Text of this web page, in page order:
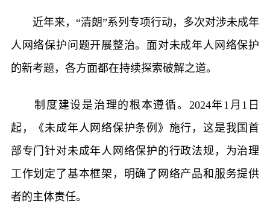
近年来，“清朗”系列专项行动，多次对涉未成年
人网络保护问题开展整治。面对未成年人网络保护
的新考题，各方面都在持续探索破解之道。
制度建设是治理的根本遵循。2024年1月1日
起，《未成年人网络保护条例》施行，这是我国首
部专门针对未成年人网络保护的行政法规，为治理
工作划定了基本框架，明确了网络产品和服务提供
者的主体责任。